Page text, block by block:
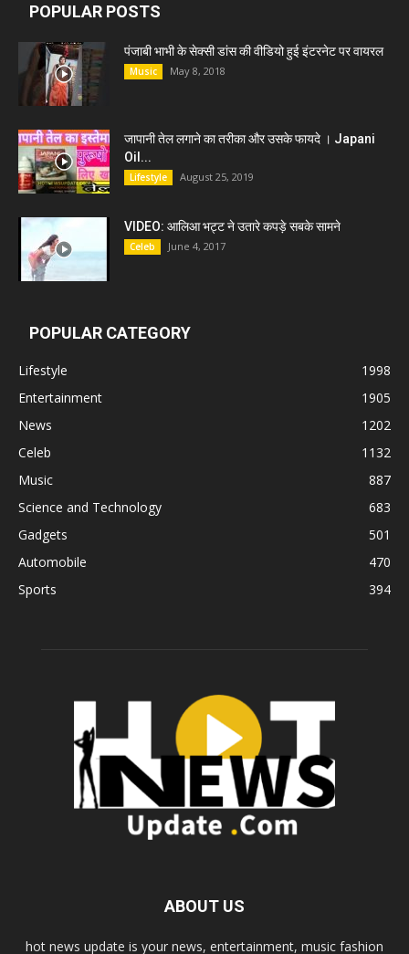
POPULAR POSTS
पंजाबी भाभी के सेक्सी डांस की वीडियो हुई इंटरनेट पर वायरल
Music May 8, 2018
जापानी तेल लगाने का तरीका और उसके फायदे । Japani
Oil...
Lifestyle August 25, 2019
VIDEO: आलिआ भट्ट ने उतारे कपड़े सबके सामने
Celeb June 4, 2017
POPULAR CATEGORY
Lifestyle
1998
Entertainment
1905
News
1202
Celeb
1132
Music
887
Science and Technology
683
Gadgets
501
Automobile
470
Sports
394
ABOUT US
hot news update is your news, entertainment, music fashion